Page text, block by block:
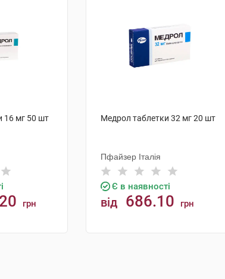
16 мг 50 шт
грн
Медрол таблетки 32 мг 20 шт
Пфайзер Італія
Є в наявності
від 686.10 грн